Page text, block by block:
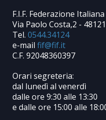
F.I.F. Federazione
Via Paolo Costa,2 -
Tel. 0544.34124
e-mail
C.F. 92048360397
Orari segreteria:
dal lunedì al venerdì
dalle ore 9:30 alle 13:30
e dalle ore 15:00 alle